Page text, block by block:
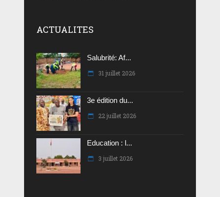
ACTUALITES
Salubrité: Af...
31 juillet 2026
3e édition du...
22 juillet 2026
Education : l...
3 juillet 2026